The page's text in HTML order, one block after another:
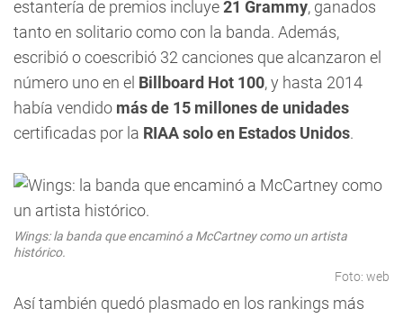
estantería de premios incluye21 Grammy, ganados
tanto en solitario como con la banda. Además,
escribió o coescribió 32 canciones que alcanzaron el
número uno en el Billboard Hot 100, y hasta 2014
había vendido más de 15 millones de unidades
certificadas por la RIAA solo en Estados Unidos.
Wings: la banda que encaminó a McCartney como un artista
histórico.
Foto: web
Así también quedó plasmado en los rankings más